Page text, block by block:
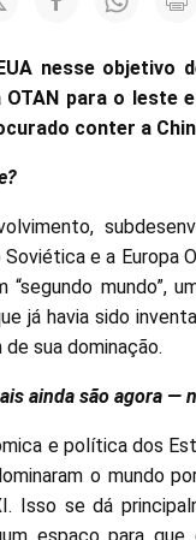
nesse objetivo
para o leste
conter a
Soviética e a
mundo”,
já havia sido
sua dominação.
ainda são agora —
e política dos
o mundo
Isso se dá